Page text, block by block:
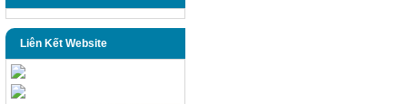
Liên Kết Website